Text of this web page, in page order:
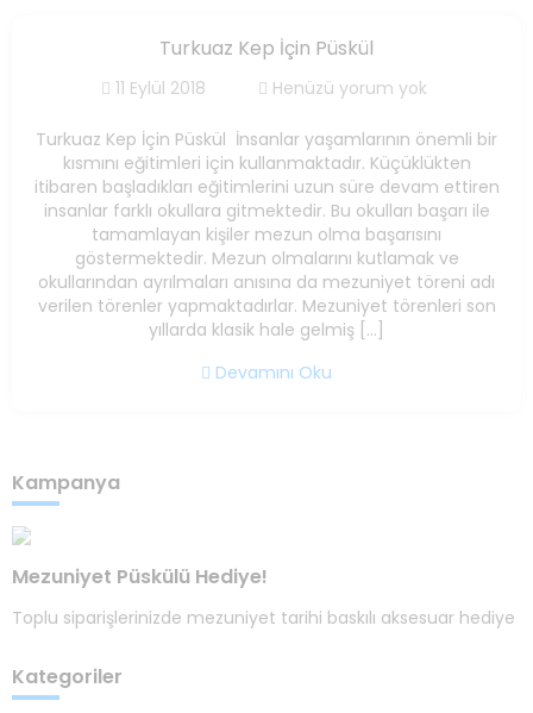
Turkuaz Kep İçin Püskül
11 Eylül 2018 Henüzü yorum yok
Turkuaz Kep İçin Püskül İnsanlar yaşamlarının önemli bir
kısmını eğitimleri için kullanmaktadır. Küçüklükten
itibaren başladıkları eğitimlerini uzun süre devam ettiren
insanlar farklı okullara gitmektedir. Bu okulları başarı ile
tamamlayan kişiler mezun olma başarısını
göstermektedir. Mezun olmalarını kutlamak ve
okullarından ayrılmaları anısına da mezuniyet töreni adı
verilen törenler yapmaktadırlar. Mezuniyet törenleri son
yıllarda klasik hale gelmiş […]
Devamını Oku
Kampanya
Mezuniyet Püskülü Hediye!
Toplu siparişlerinizde mezuniyet tarihi baskılı aksesuar hediye
Kategoriler